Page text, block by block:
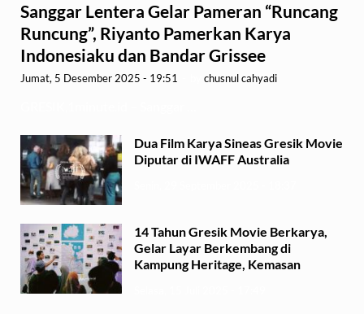
Sanggar Lentera Gelar Pameran “Runcang
Runcung”, Riyanto Pamerkan Karya
Indonesiaku dan Bandar Grissee
Jumat, 5 Desember 2025 - 19:51 chusnul cahyadi
Dua Film Karya Sineas Gresik Movie
Diputar di IWAFF Australia
14 Tahun Gresik Movie Berkarya,
Gelar Layar Berkembang di
Kampung Heritage, Kemasan